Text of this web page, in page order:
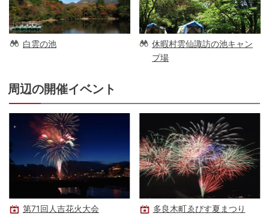
白雲の池
休暇村雲仙諏訪の池キャン
プ場
周辺の開催イベント
第71回人吉花火大会 多良木町ゑびす夏まつり